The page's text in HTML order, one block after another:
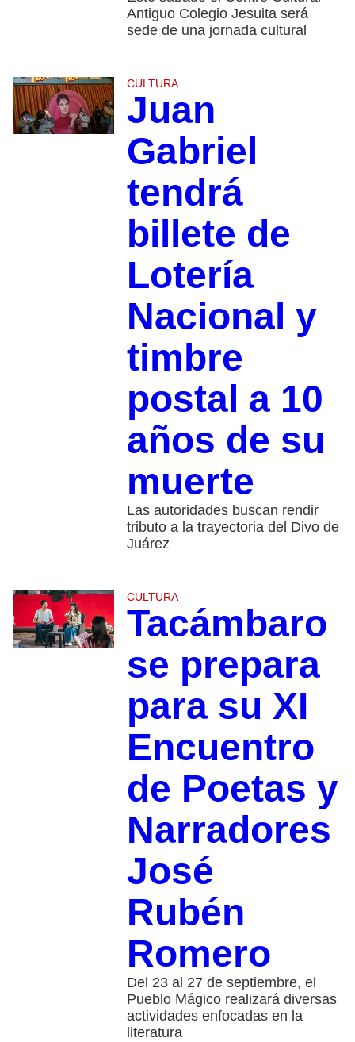
Antiguo Colegio Jesuita será
sede de una jornada cultural
CULTURA
Juan
Gabriel
tendrá
billete de
Lotería
Nacional y
timbre
postal a 10
años de su
muerte
Las autoridades buscan rendir
tributo a la trayectoria del Divo de
Juárez
CULTURA
Tacámbaro
se prepara
para su XI
Encuentro
de Poetas y
Narradores
José
Rubén
Romero
Del 23 al 27 de septiembre, el
Pueblo Mágico realizará diversas
actividades enfocadas en la
literatura